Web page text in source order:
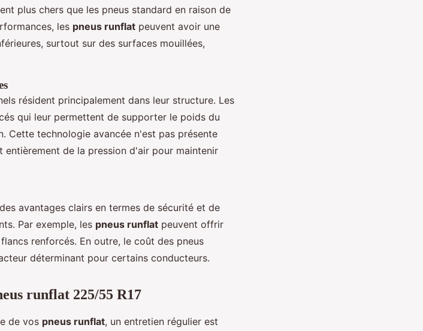
plus chers que les pneus standard en raison de
les pneus runflat peuvent avoir une
surtout sur des surfaces mouillées,
résident principalement dans leur structure. Les
qui leur permettent de supporter le poids du
Cette technologie avancée n'est pas présente
de la pression d'air pour maintenir
avantages clairs en termes de sécurité et de
Par exemple, les pneus runflat peuvent offrir
renforcés. En outre, le coût des pneus
déterminant pour certains conducteurs.
runflat 225/55 R17
de vos pneus runflat, un entretien régulier est